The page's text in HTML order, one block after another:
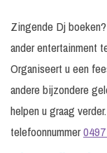
Zingende Dj
ander entertainment
Organiseert u een
andere bijzondere
helpen u graag
telefoonnummer